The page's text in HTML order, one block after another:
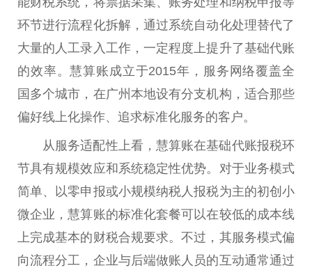
环节进行流程化拆解，通过系统自动化处理替代了
大量的人工录入工作，一定程度上提升了基础代账
的效率。慧算账成立于2015年，服务网络覆盖全
国多个城市，在广州本地设有分支机构，适合那些
偏好线上化操作、追求标准化服务的客户。
从服务适配性上看，慧算账在基础代账报税环
节具有规模效应和系统稳定性优势。对于业务模式
简单、以零申报或小规模纳税人报税为主的初创小
微企业，慧算账的标准化套餐可以在较低的成本线
上完成基本的财税合规要求。不过，其服务模式偏
向流程分工，企业与后端做账人员的互动通常通过